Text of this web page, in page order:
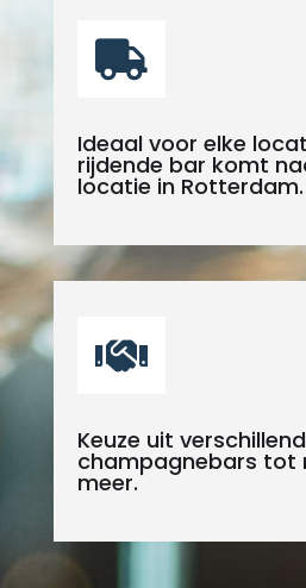

Ideaal voor elke
rijdende bar komt
locatie in Rotterdam.

Keuze uit
champagnebars tot
meer.